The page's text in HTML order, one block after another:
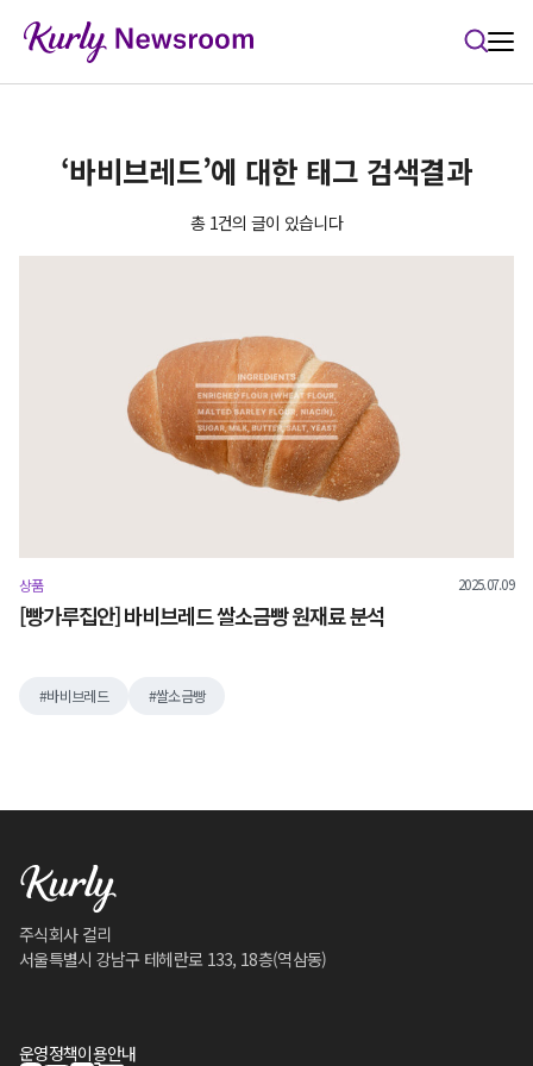
‘바비브레드’에 대한 태그 검색결과
총 1건의 글이 있습니다
상품 2025.07.09
[빵가루집안] 바비브레드 쌀소금빵 원재료 분석
바비브레드 쌀소금빵
주식회사 컬리
서울특별시 강남구 테헤란로 133, 18층(역삼동)
운영정책이용안내